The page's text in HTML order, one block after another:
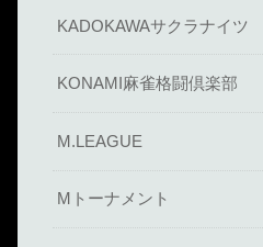
KADOKAWAサクラナイツ
KONAMI麻雀格闘倶楽部
M.LEAGUE
Mトーナメント